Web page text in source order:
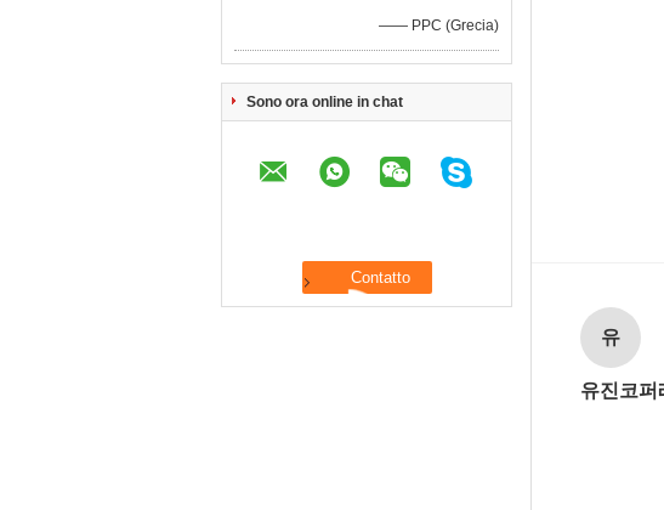
—— PPC (Grecia)
Sono ora online in chat
유